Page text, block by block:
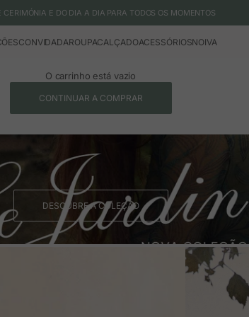
CERIMÓNIA E DO DIA A DIA PARA TODOS OS MOMENTOS
CONVIDADAROUPACALÇADOACESSÓRIOSNOIVA
O carrinho está vazio
CONTINUAR A COMPRAR
DESCUBRE A COLEÇÃO